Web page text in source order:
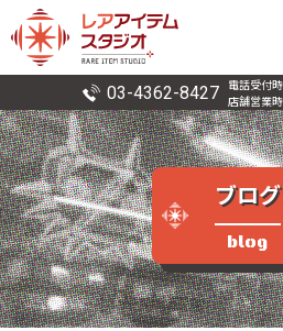
03-4362-8427
電話受付
店舗営業
ブログ
blog